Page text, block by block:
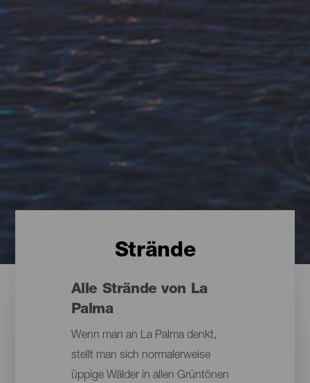
Strände
Alle Strände von La
Palma
Wenn man an La Palma denkt,
stellt man sich normalerweise
üppige Wälder in allen Grüntönen